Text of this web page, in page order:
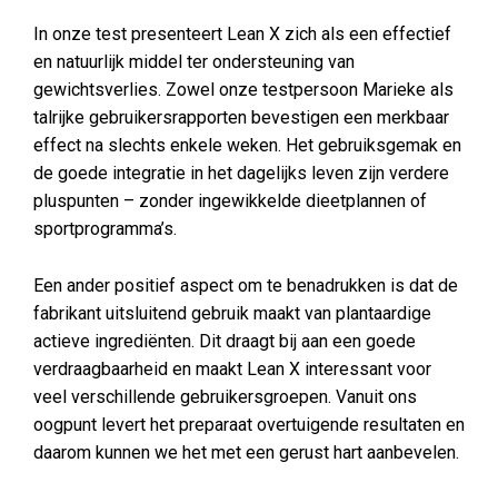
In onze test presenteert Lean X zich als een effectief
en natuurlijk middel ter ondersteuning van
gewichtsverlies. Zowel onze testpersoon Marieke als
talrijke gebruikersrapporten bevestigen een merkbaar
effect na slechts enkele weken. Het gebruiksgemak en
de goede integratie in het dagelijks leven zijn verdere
pluspunten – zonder ingewikkelde dieetplannen of
sportprogramma’s.
Een ander positief aspect om te benadrukken is dat de
fabrikant uitsluitend gebruik maakt van plantaardige
actieve ingrediënten. Dit draagt bij aan een goede
verdraagbaarheid en maakt Lean X interessant voor
veel verschillende gebruikersgroepen. Vanuit ons
oogpunt levert het preparaat overtuigende resultaten en
daarom kunnen we het met een gerust hart aanbevelen.